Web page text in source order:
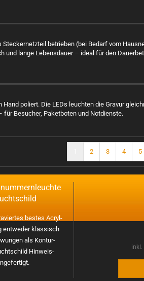
betrieben (bei Bedarf vom
und lange Lebensdauer – ideal für den
Hand poliert. Die LEDs leuchten die Gravur
Besucher, Paketboten und Notdienste.
2 3 4 5
bes­tes Acryl­
ent­we­der klas­sisch
als Kon­tur­
Hin­weis­
inkl.